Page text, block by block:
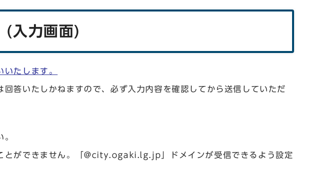
(入力画面)
たします。
答いたしかねますので、必ず入力内容を確認してから送信していただ
とができません。「@city.ogaki.lg.jp」ドメインが受信できるよう設定